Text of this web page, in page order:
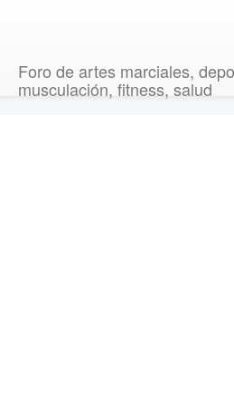
Foro de artes marciales,
musculación, fitness, salud